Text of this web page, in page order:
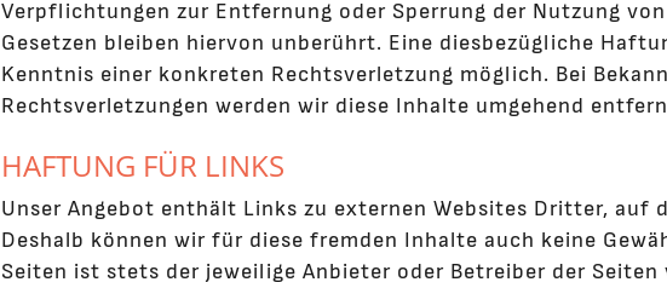
Verpflichtungen zur Entfernung oder Sperrung der Nutzung
Gesetzen bleiben hiervon unberührt. Eine diesbezügliche
Kenntnis einer konkreten Rechtsverletzung möglich. Bei
Rechtsverletzungen werden wir diese Inhalte umgehend
HAFTUNG FÜR LINKS
Unser Angebot enthält Links zu externen Websites Dritter, auf
Deshalb können wir für diese fremden Inhalte auch keine
Seiten ist stets der jeweilige Anbieter oder Betreiber der